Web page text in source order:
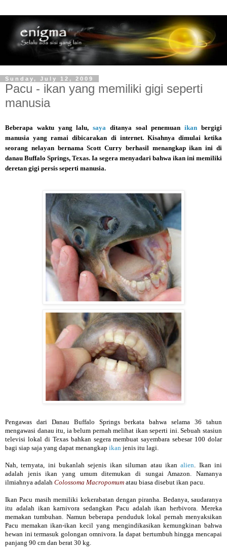
Sunday, July 12, 2009
Pacu - ikan yang memiliki gigi seperti
manusia
Beberapa waktu yang lalu,saya ditanya soal penemuanikanbergigi
manusia yang ramai dibicarakan di internet. Kisahnya dimulai ketika
seorang nelayan bernama Scott Curry berhasil menangkap ikan ini di
danau Buffalo Springs, Texas. Ia segera menyadari bahwa ikan ini memiliki
deretan gigi persis seperti manusia.
Pengawas dari Danau Buffalo Springs berkata bahwa selama 36 tahun
mengawasi danau itu, ia belum pernah melihat ikan seperti ini. Sebuah stasiun
televisi lokal di Texas bahkan segera membuat sayembara sebesar 100 dolar
bagi siap saja yang dapat menangkap ikan jenis itu lagi.
Nah, ternyata, ini bukanlah sejenis ikan siluman atau ikanalien . Ikan ini
adalah jenis ikan yang umum ditemukan di sungai Amazon. Namanya
ilmiahnya adalah Colossoma Macropomum atau biasa disebut ikan pacu.
Ikan Pacu masih memiliki kekerabatan dengan piranha. Bedanya, saudaranya
itu adalah ikan karnivora sedangkan Pacu adalah ikan herbivora. Mereka
memakan tumbuhan. Namun beberapa penduduk lokal pernah menyaksikan
Pacu memakan ikan-ikan kecil yang mengindikasikan kemungkinan bahwa
hewan ini termasuk golongan omnivora. Ia dapat bertumbuh hingga mencapai
panjang 90 cm dan berat 30 kg.